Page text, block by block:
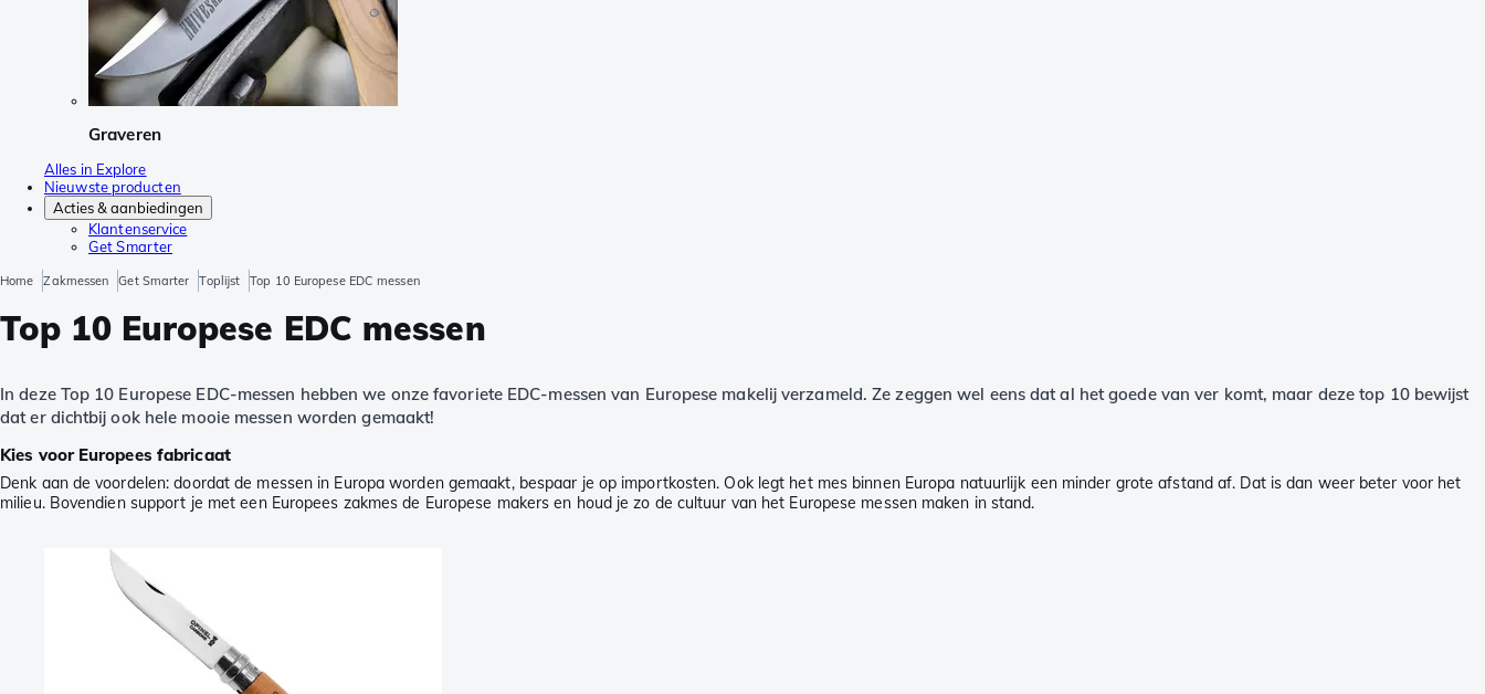
Graveren
Alles in Explore
Nieuwste producten
Acties & aanbiedingen
Klantenservice
Get Smarter
Home Zakmessen Get Smarter Toplijst Top 10 Europese EDC messen
Top 10 Europese EDC messen
In deze Top 10 Europese EDC-messen hebben we onze favoriete EDC-messen van Europese makelij verzameld. Ze zeggen wel eens dat al het goede van ver komt, maar deze top 10 bewijst
dat er dichtbij ook hele mooie messen worden gemaakt!
Kies voor Europees fabricaat
Denk aan de voordelen: doordat de messen in Europa worden gemaakt, bespaar je op importkosten. Ook legt het mes binnen Europa natuurlijk een minder grote afstand af. Dat is dan weer beter voor het
milieu. Bovendien support je met een Europees zakmes de Europese makers en houd je zo de cultuur van het Europese messen maken in stand.